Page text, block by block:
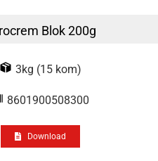
Blok 200g
3kg (15 kom)
8601900508300
Download